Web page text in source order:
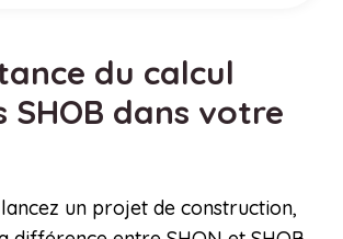
du calcul
SHOB dans votre
un projet de construction,